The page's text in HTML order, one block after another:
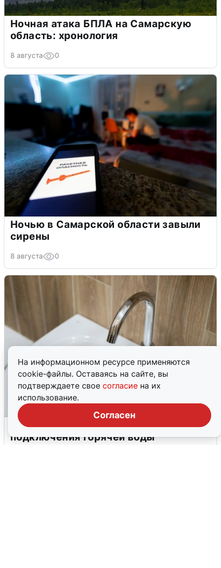
На информационном ресурсе применяются
cookie-файлы. Оставаясь на сайте, вы
подтверждаете свое согласие на их
использование.
Согласен
Ночная атака БПЛА на Самарскую
область: хронология
8 августа 0
Ночью в Самарской области завыли
сирены
8 августа 0
В Архангельске перенесли сроки
подключения горячей воды